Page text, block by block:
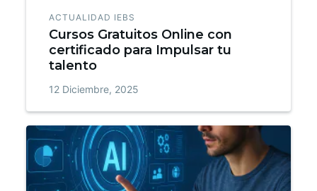
ACTUALIDAD IEBS
Cursos Gratuitos Online con
certificado para Impulsar tu
talento
12 Diciembre, 2025